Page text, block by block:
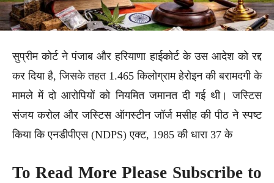
सुप्रीम कोर्ट ने पंजाब और हरियाणा हाईकोर्ट के उस आदेश को रद्द
कर दिया है, जिसके तहत 1.465 किलोग्राम हेरोइन की बरामदगी के
मामले में दो आरोपियों को नियमित जमानत दी गई थी। जस्टिस
संजय करोल और जस्टिस ऑगस्टीन जॉर्ज मसीह की पीठ ने स्पष्ट
किया कि एनडीपीएस (NDPS) एक्ट, 1985 की धारा 37 के
To Read More Please Subscribe to